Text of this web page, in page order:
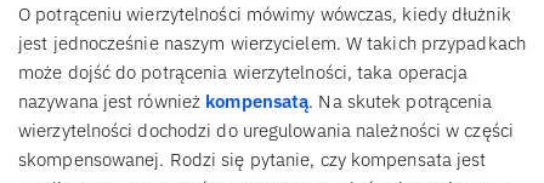
O potrąceniu wierzytelności mówimy wówczas, kiedy dłużnik
jest jednocześnie naszym wierzycielem. W takich przypadkach
może dojść do potrącenia wierzytelności, taka operacja
nazywana jest również kompensatą. Na skutek potrącenia
wierzytelności dochodzi do uregulowania należności w części
skompensowanej. Rodzi się pytanie, czy kompensata jest